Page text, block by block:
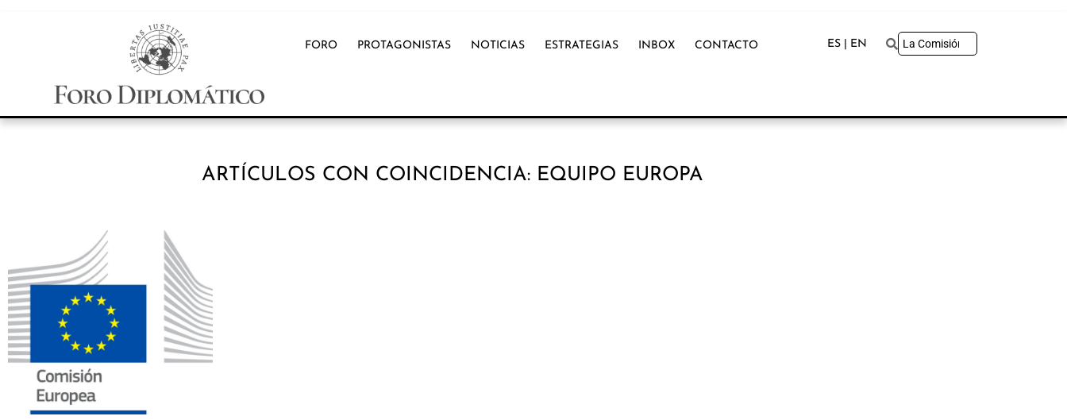
FORO PROTAGONISTAS NOTICIAS ESTRATEGIAS INBOX CONTACTO ES | EN
ARTÍCULOS CON COINCIDENCIA: EQUIPO EUROPA